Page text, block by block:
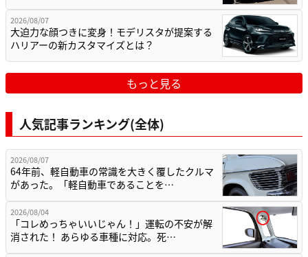
2026/08/07
大迫力な顔つきに変身！モデリスタが提案する
ハリアーの新カスタマイズとは？
もっと見る
人気記事ランキング(全体)
2026/08/07
64年前、軽自動車の常識を大きく覆したクルマ
があった。「軽自動車であることを…
2026/08/04
「コレめっちゃいいじゃん！」運転の不安が解
消された！ あらゆる車種に対応。死…